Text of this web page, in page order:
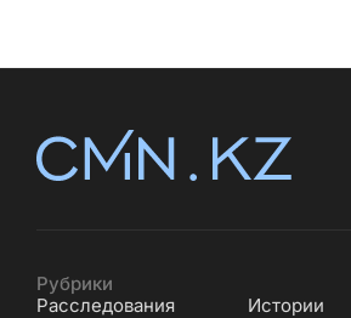
Рубрики
Расследования
Истории